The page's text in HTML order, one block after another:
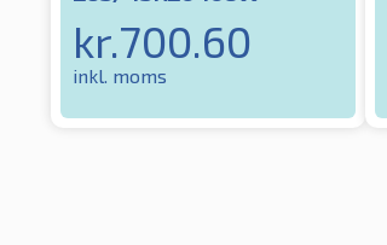
kr.700.60
inkl. moms